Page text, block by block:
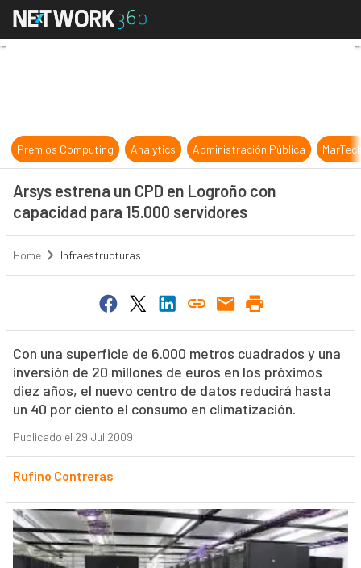
Arsys estrena un CPD en Logroño
Premios Computing Analytics Administración Pública
Arsys estrena un CPD en Logroño con
capacidad para 15.000 servidores
Home Infraestructuras
Con una superficie de 6.000 metros cuadrados y una
inversión de 20 millones de euros en los próximos
diez años, el nuevo centro de datos reducirá hasta
un 40 por ciento el consumo en climatización.
Publicado el 29 Jul 2009
Rufino Contreras